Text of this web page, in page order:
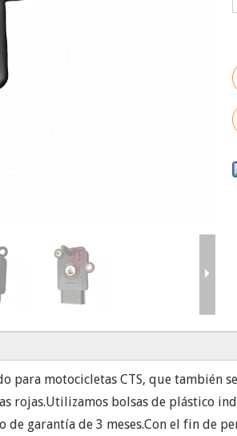
para motocicletas CTS, que también
rojas.Utilizamos bolsas de plástico
de garantía de 3 meses.Con el fin